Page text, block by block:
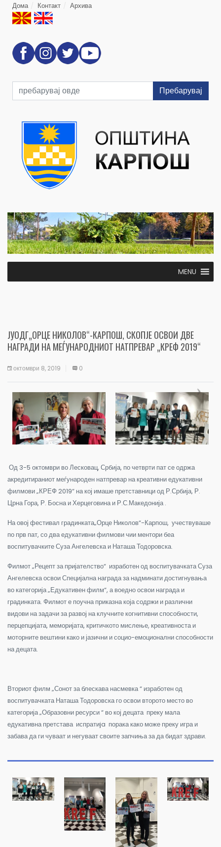
Дома Контакт Архива
Пребарувај
MENU
ЈУОДГ„ОРЦЕ НИКОЛОВ“-КАРПОШ, СКОПЈЕ ОСВОИ ДВЕ
НАГРАДИ НА МЕЃУНАРОДНИОТ НАТПРЕВАР „КРЕФ 2019“
октомври 8, 2019 0
Од 3-5 октомври во Лесковац, Србија, по четврти пат се одржа
акредитираниот меѓународен натпревар на креативни едукативни
филмови „КРЕФ 2019“ на кој имаше претставници од Р.Србија, Р.
Црна Гора, Р. Босна и Херцеговина и Р.С.Македонија .
На овој фестивал градинката„Орце Николов“-Карпош, учествуваше
по прв пат, со два едукативни филмови чии ментори беа
воспитувачките Суза Ангелевска и Наташа Тодоровска.
Филмот „Рецепт за пријателство“ изработен од воспитувачката Суза
Ангелевска освои Специјална награда за надминати достигнувања
во категорија „Едукативен филм“, а воедно освои награда и
градинката. Филмот е поучна приказна која содржи и различни
видови на задачи за развој на клучните когнитивни способности,
перцепцијата, меморијата, критичкото мислење, креативноста и
моторните вештини како и јазични и социо-емоционални способности
на децата.
Вториот филм „Сонот за блескава насмевка “ изработен од
воспитувачката Наташа Тодоровска го освои второто место во
категорија „Образовни ресурси “ во кој децата преку мала
едукативна претстава испратиja порака како може преку игра и
забава да ги чуваат и негуваат своите запчиња за да бидат здрави.